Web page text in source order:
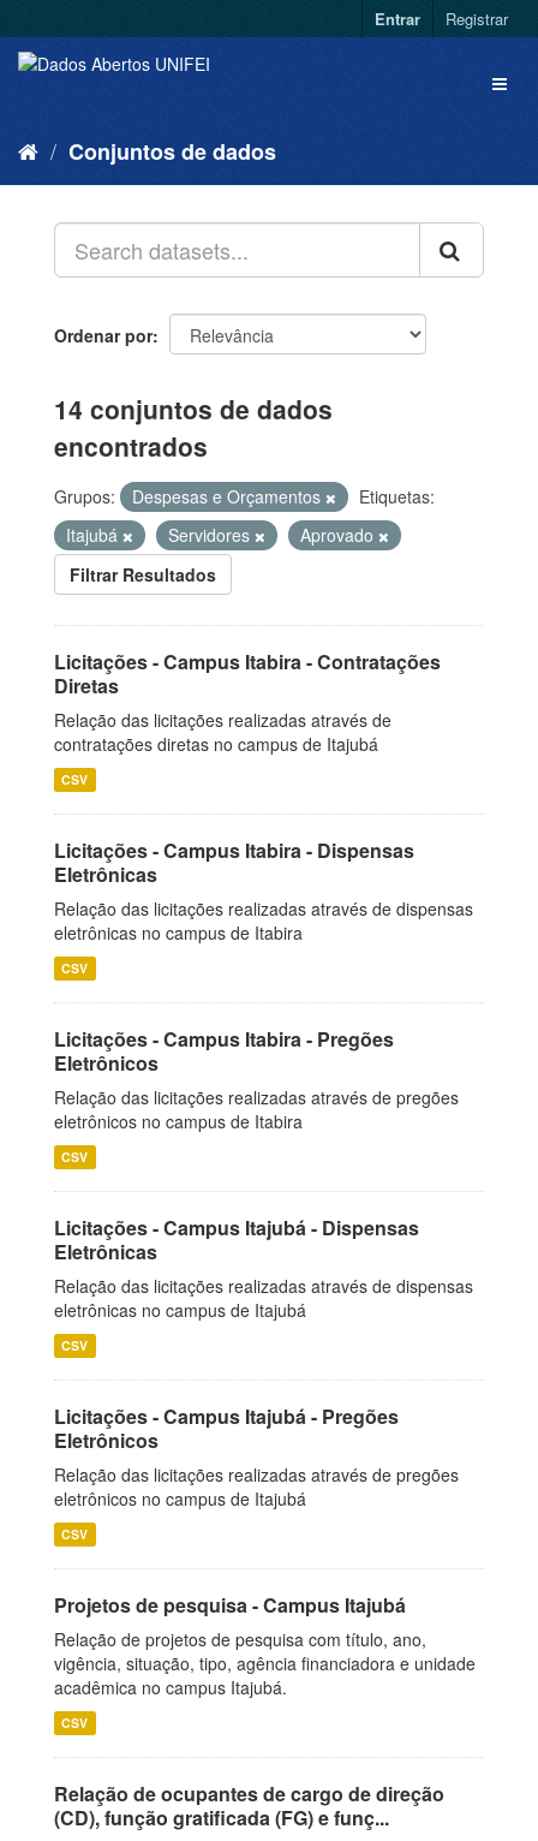
Entrar Registrar
Conjuntos de dados
Ordenar por
14 conjuntos de dados
encontrados
Grupos: Despesas e Orçamentos
Etiquetas:
Itajubá
Servidores
Aprovado
Filtrar Resultados
Licitações - Campus Itabira - Contratações
Diretas
Relação das licitações realizadas através de
contratações diretas no campus de Itajubá
CSV
Licitações - Campus Itabira - Dispensas
Eletrônicas
Relação das licitações realizadas através de dispensas
eletrônicas no campus de Itabira
CSV
Licitações - Campus Itabira - Pregões
Eletrônicos
Relação das licitações realizadas através de pregões
eletrônicos no campus de Itabira
CSV
Licitações - Campus Itajubá - Dispensas
Eletrônicas
Relação das licitações realizadas através de dispensas
eletrônicas no campus de Itajubá
CSV
Licitações - Campus Itajubá - Pregões
Eletrônicos
Relação das licitações realizadas através de pregões
eletrônicos no campus de Itajubá
CSV
Projetos de pesquisa - Campus Itajubá
Relação de projetos de pesquisa com título, ano,
vigência, situação, tipo, agência financiadora e unidade
acadêmica no campus Itajubá.
CSV
Relação de ocupantes de cargo de direção
(CD), função gratificada (FG) e funç...